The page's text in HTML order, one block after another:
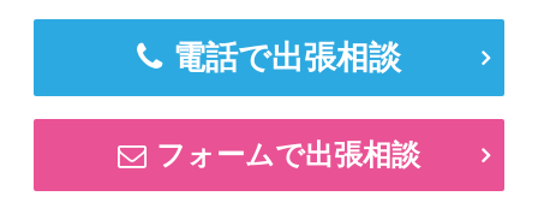
電話で出張相談
フォームで出張相談